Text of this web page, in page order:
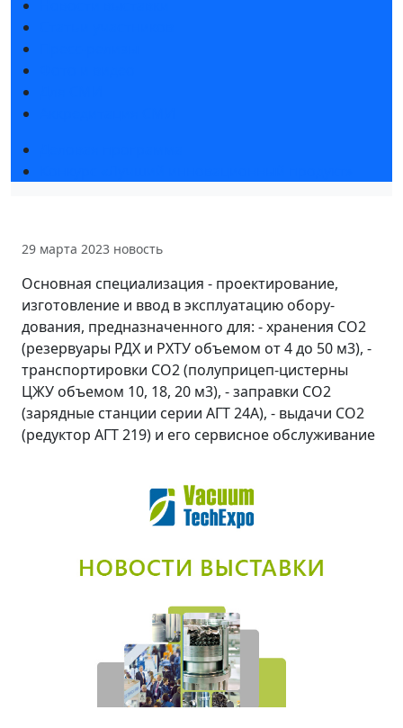
29 марта 2023 новость
Основная специализация - проектирование,
изготовление и ввод в эксплуатацию обору-
дования, предназначенного для: - хранения СО2
(резервуары РДХ и РХТУ объемом от 4 до 50 м3), -
транспортировки СО2 (полуприцеп-цистерны
ЦЖУ объемом 10, 18, 20 м3), - заправки СО2
(зарядные станции серии АГТ 24А), - выдачи СО2
(редуктор АГТ 219) и его сервисное обслуживание